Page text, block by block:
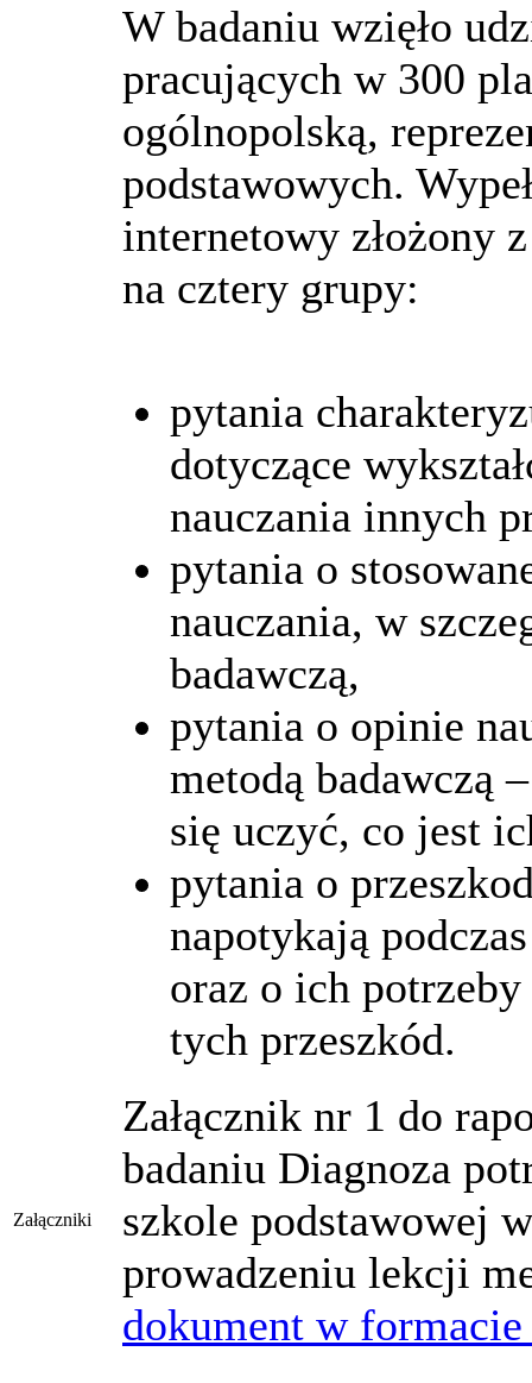
W badaniu wzięło
pracujących w 300
ogólnopolską,
podstawowych.
internetowy złożony
na cztery grupy:
pytania
dotyczące
nauczania innych
pytania o
nauczania, w
badawczą,
pytania o opinie
metodą badawczą
się uczyć, co jest
pytania o
napotykają
oraz o ich
tych przeszkód.
Załączniki
Załącznik nr 1 do
badaniu Diagnoza
szkole podstawowej
prowadzeniu lekcji
dokument w